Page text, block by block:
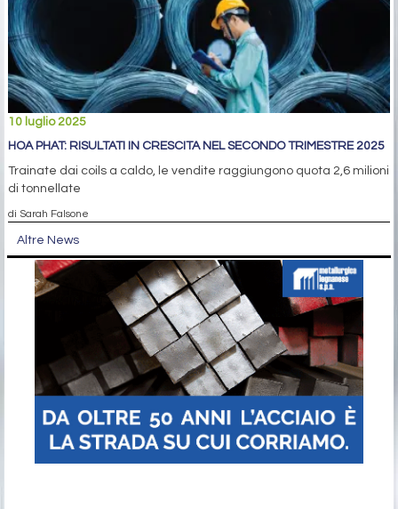
10 luglio 2025
HOA PHAT: RISULTATI IN CRESCITA NEL SECONDO TRIMESTRE 2025
Trainate dai coils a caldo, le vendite raggiungono quota 2,6 milioni
di tonnellate
di Sarah Falsone
Altre News